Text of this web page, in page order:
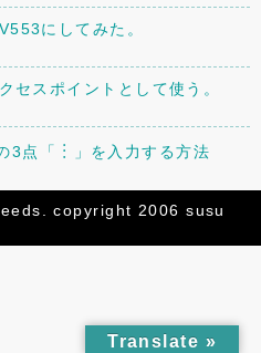
にしてみた。
スポイントとして使う。
3点「︙」を入力する方法
に、16年前に作ったレイアウ
copyright 2006 susu
Translate »